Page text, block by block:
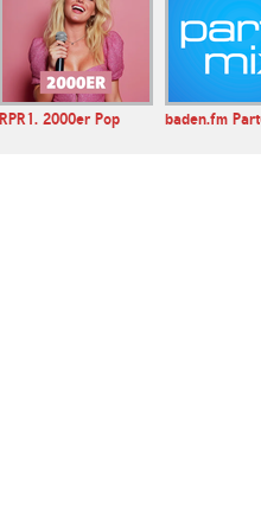
RPR1. 2000er Pop baden.fm